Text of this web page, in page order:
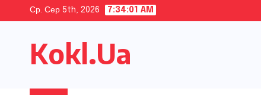
content
Ср. Сер 5th, 2026 7:34:02 AM
Kokl.Ua